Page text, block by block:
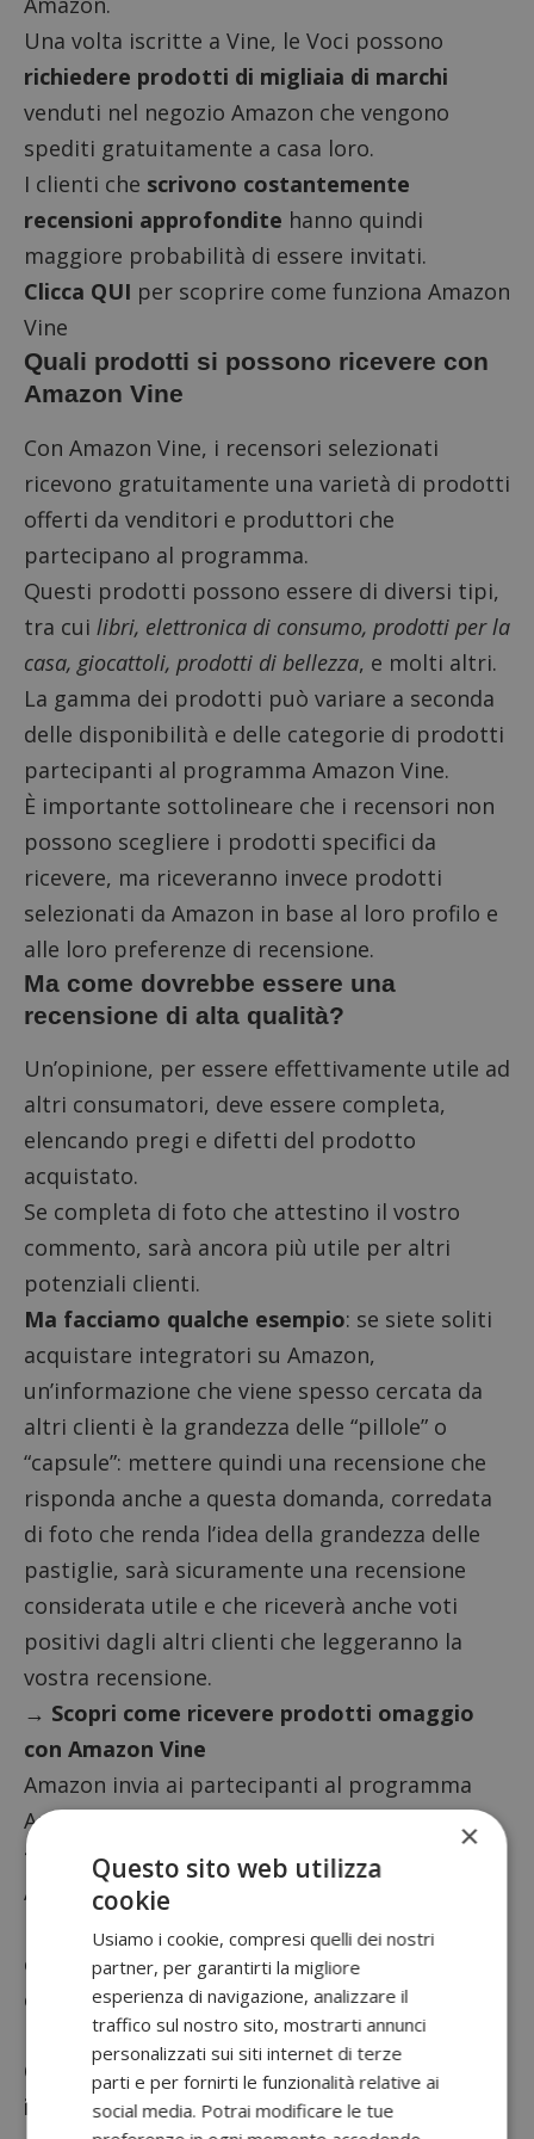
Una volta iscritte a Vine, le Voci possono
richiedere prodotti di migliaia di marchi
venduti nel negozio Amazon che vengono
spediti gratuitamente a casa loro.
I clienti che scrivono costantemente
recensioni approfondite hanno quindi
maggiore probabilità di essere invitati.
Clicca QUI per scoprire come funziona Amazon
Vine
Quali prodotti si possono ricevere con
Amazon Vine
Con Amazon Vine, i recensori selezionati
ricevono gratuitamente una varietà di prodotti
offerti da venditori e produttori che
partecipano al programma.
Questi prodotti possono essere di diversi tipi,
tra cui libri, elettronica di consumo, prodotti per la
casa, giocattoli, prodotti di bellezza, e molti altri.
La gamma dei prodotti può variare a seconda
delle disponibilità e delle categorie di prodotti
partecipanti al programma Amazon Vine.
È importante sottolineare che i recensori non
possono scegliere i prodotti specifici da
ricevere, ma riceveranno invece prodotti
selezionati da Amazon in base al loro profilo e
alle loro preferenze di recensione.
Ma come dovrebbe essere una
recensione di alta qualità?
Un’opinione, per essere effettivamente utile ad
altri consumatori, deve essere completa,
elencando pregi e difetti del prodotto
acquistato.
Se completa di foto che attestino il vostro
commento, sarà ancora più utile per altri
potenziali clienti.
Ma facciamo qualche esempio: se siete soliti
acquistare integratori su Amazon,
un’informazione che viene spesso cercata da
altri clienti è la grandezza delle “pillole” o
“capsule”: mettere quindi una recensione che
risponda anche a questa domanda, corredata
di foto che renda l’idea della grandezza delle
pastiglie, sarà sicuramente una recensione
considerata utile e che riceverà anche voti
positivi dagli altri clienti che leggeranno la
vostra recensione.
→ Scopri come ricevere prodotti omaggio
con Amazon Vine
Amazon invia ai partecipanti al programma
Amazon Vine
fornite direttamente dal produttore
Amazon non influenza le opinioni dei
partecipanti al programma, né modifica o
cancella le recensioni pubblicate in conformità
con le Linee guida per la creazione delle
recensioni cliente.
Quante recensioni servono per essere
invitati?Il numero esatto di recensioni
×
Questo sito web utilizza
cookie
Usiamo i cookie, compresi quelli dei nostri
partner, per garantirti la migliore
esperienza di navigazione, analizzare il
traffico sul nostro sito, mostrarti annunci
personalizzati sui siti internet di terze
parti e per fornirti le funzionalità relative ai
social media. Potrai modificare le tue